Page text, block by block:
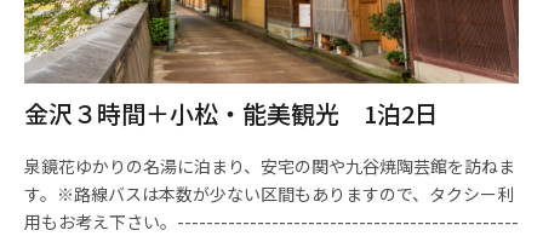
金沢３時間＋小松・能美観光 1泊2日
泉鏡花ゆかりの名湯に泊まり、安宅の関や九谷焼陶芸館を訪ねま
す。※路線バスは本数が少ない区間もありますので、タクシー利
用もお考え下さい。-----------------------------------------------